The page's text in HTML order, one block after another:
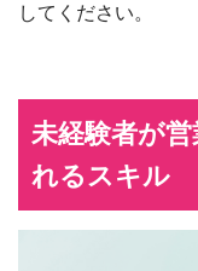
してください。
未経験者が
れるスキル